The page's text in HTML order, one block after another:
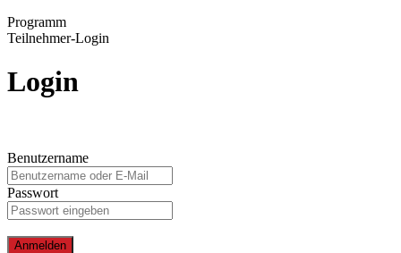
Programm
Teilnehmer-Login
Login
Benutzername
Passwort
Anmelden